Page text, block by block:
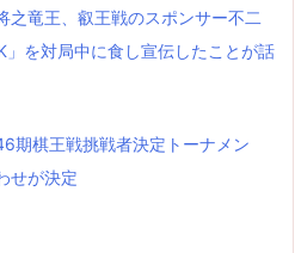
之竜王、叡王戦のスポンサー不二
」を対局中に食し宣伝したことが話
期棋王戦挑戦者決定トーナメン
せが決定